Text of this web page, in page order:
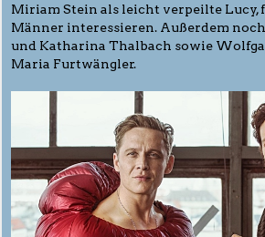
Miriam Stein als leicht verpeilte Lucy,
Männer interessieren. Außerdem
und Katharina Thalbach sowie
Maria Furtwängler.